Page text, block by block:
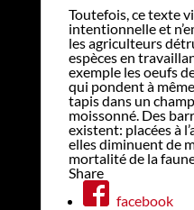
Toutefois, ce texte
intentionnelle et
les agriculteurs
espèces en
exemple les oeufs
qui pondent à
tapis dans un
moissonné. Des
existent: placées à
elles diminuent de
mortalité de la
Share
facebook